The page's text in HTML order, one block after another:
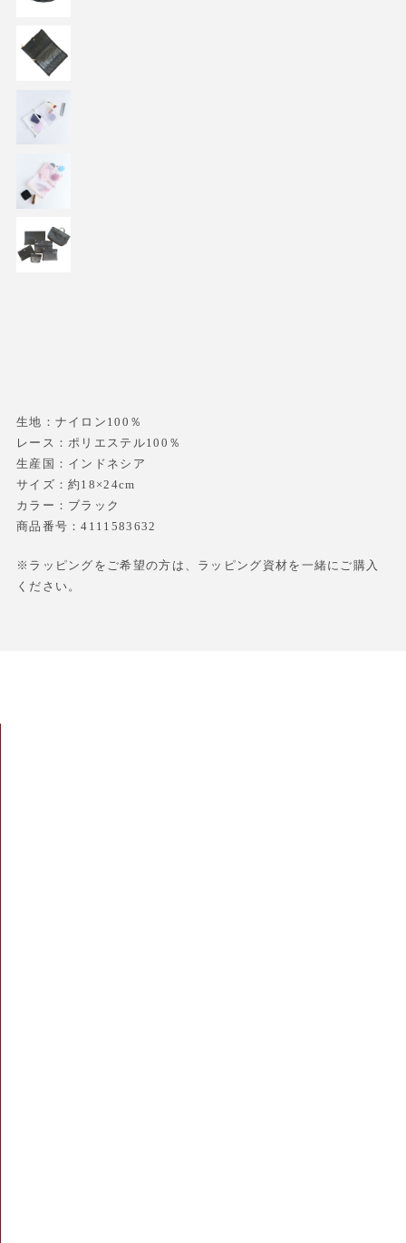
生地：ナイロン100％
レース：ポリエステル100％
生産国：インドネシア
サイズ：約18×24cm
カラー：ブラック
商品番号：4111583632
※ラッピングをご希望の方は、ラッピング資材を一緒にご購入
ください。